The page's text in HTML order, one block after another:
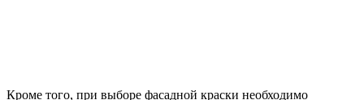
Кроме того, при выборе фасадной краски необходимо